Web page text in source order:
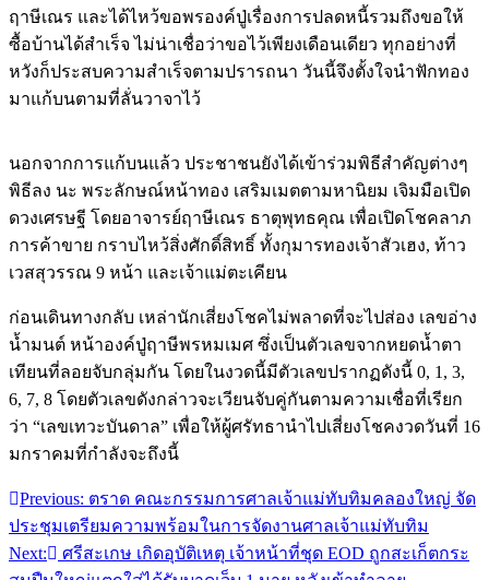
ฤาษีเณร และได้ไหว้ขอพรองค์ปู่เรื่องการปลดหนี้รวมถึงขอให้
ซื้อบ้านได้สำเร็จ ไม่น่าเชื่อว่าขอไว้เพียงเดือนเดียว ทุกอย่างที่
หวังก็ประสบความสำเร็จตามปรารถนา วันนี้จึงตั้งใจนำฟักทอง
มาแก้บนตามที่ลั่นวาจาไว้
นอกจากการแก้บนแล้ว ประชาชนยังได้เข้าร่วมพิธีสำคัญต่างๆ
พิธีลง นะ พระลักษณ์หน้าทอง เสริมเมตตามหานิยม เจิมมือเปิด
ดวงเศรษฐี โดยอาจารย์ฤาษีเณร ธาตุพุทธคุณ เพื่อเปิดโชคลาภ
การค้าขาย กราบไหว้สิ่งศักดิ์สิทธิ์ ทั้งกุมารทองเจ้าสัวเฮง, ท้าว
เวสสุวรรณ 9 หน้า และเจ้าแม่ตะเคียน
ก่อนเดินทางกลับ เหล่านักเสี่ยงโชคไม่พลาดที่จะไปส่อง เลขอ่าง
น้ำมนต์ หน้าองค์ปู่ฤาษีพรหมเมศ ซึ่งเป็นตัวเลขจากหยดน้ำตา
เทียนที่ลอยจับกลุ่มกัน โดยในงวดนี้มีตัวเลขปรากฏดังนี้ 0, 1, 3,
6, 7, 8 โดยตัวเลขดังกล่าวจะเวียนจับคู่กันตามความเชื่อที่เรียก
ว่า “เลขเทวะบันดาล” เพื่อให้ผู้ศรัทธานำไปเสี่ยงโชคงวดวันที่ 16
มกราคมที่กำลังจะถึงนี้
แนะแนว
เรื่อง
Previous: ตราด คณะกรรมการศาลเจ้าแม่ทับทิมคลองใหญ่ จัด
ประชุมเตรียมความพร้อมในการจัดงานศาลเจ้าแม่ทับทิม
Next:
ศรีสะเกษ เกิดอุบัติเหตุ เจ้าหน้าที่ชุด EOD ถูกสะเก็ตกระ